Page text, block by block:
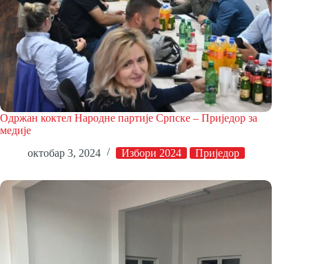
Одржан коктел Народне партије Српске – Приједор за
медије
октобар 3, 2024
Избори 2024 Приједор